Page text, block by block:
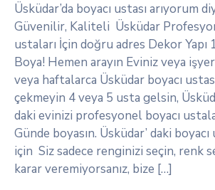
Üsküdar’da boyacı ustası arıyorum
Güvenilir, Kaliteli Üsküdar
ustaları İçin doğru adres Dekor Yapı
Boya! Hemen arayın Eviniz veya
veya haftalarca Üsküdar boyacı
çekmeyin 4 veya 5 usta gelsin,
daki evinizi profesyonel boyacı
Günde boyasın. Üsküdar’ daki boyacı
için Siz sadece renginizi seçin, renk
karar veremiyorsanız, bize […]